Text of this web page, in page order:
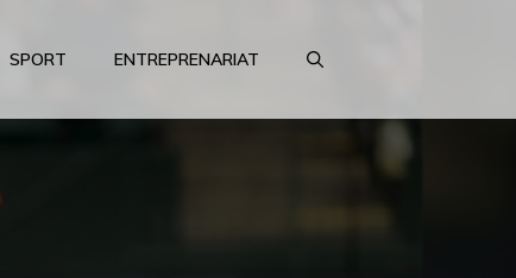
SPORT ENTREPRENARIAT